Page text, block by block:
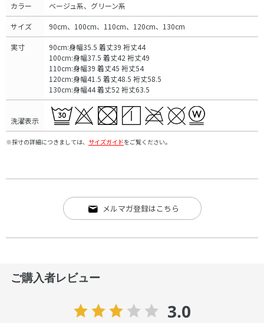
カラー ベージュ系、グリーン系
サイズ 90cm、100cm、110cm、120cm、130cm
実寸
90cm:身幅35.5 着丈39 裄丈44
100cm:身幅37.5 着丈42 裄丈49
110cm:身幅39 着丈45 裄丈54
120cm:身幅41.5 着丈48.5 裄丈58.5
130cm:身幅44 着丈52 裄丈63.5
洗濯表示
※採寸の詳細につきましては、 サイズガイドをご覧ください。
メルマガ登録はこちら
ご購入者レビュー
3.0